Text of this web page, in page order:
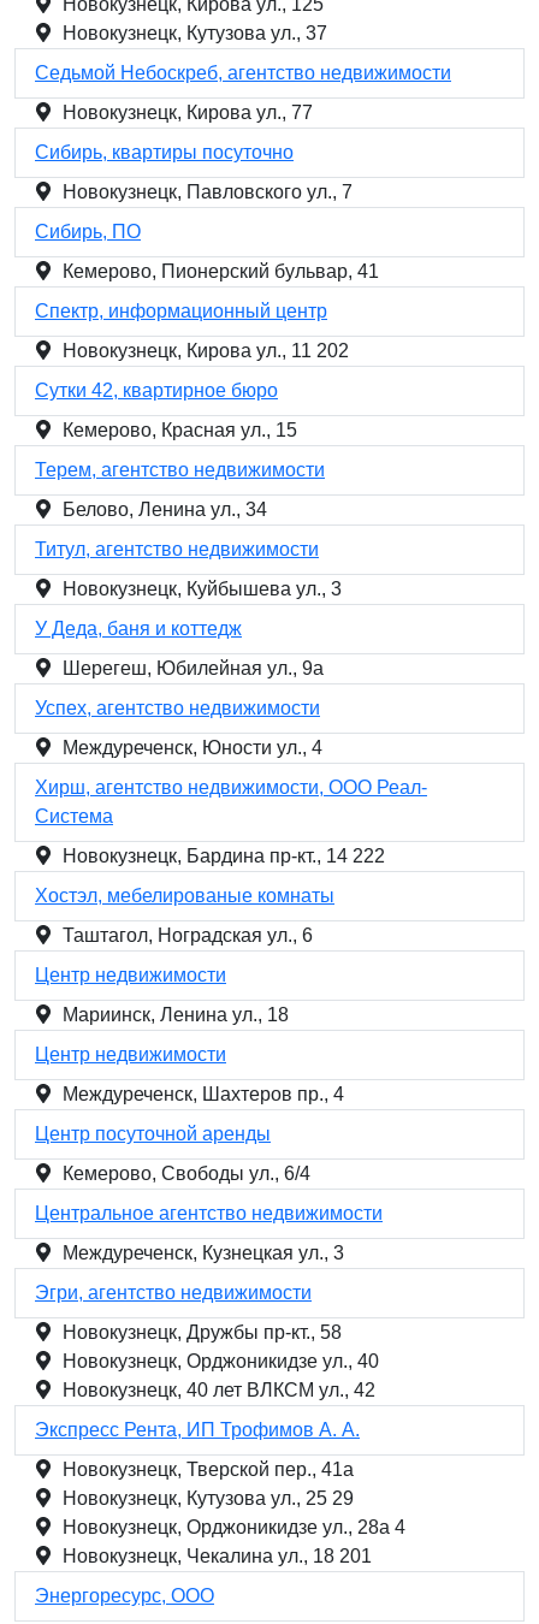
Новокузнецк, Кирова ул., 125
Новокузнецк, Кутузова ул., 37
Седьмой Небоскреб, агентство недвижимости
Новокузнецк, Кирова ул., 77
Сибирь, квартиры посуточно
Новокузнецк, Павловского ул., 7
Сибирь, ПО
Кемерово, Пионерский бульвар, 41
Спектр, информационный центр
Новокузнецк, Кирова ул., 11 202
Сутки 42, квартирное бюро
Кемерово, Красная ул., 15
Терем, агентство недвижимости
Белово, Ленина ул., 34
Титул, агентство недвижимости
Новокузнецк, Куйбышева ул., 3
У Деда, баня и коттедж
Шерегеш, Юбилейная ул., 9а
Успех, агентство недвижимости
Междуреченск, Юности ул., 4
Хирш, агентство недвижимости, ООО Реал-
Система
Новокузнецк, Бардина пр-кт., 14 222
Хостэл, мебелированые комнаты
Таштагол, Ноградская ул., 6
Центр недвижимости
Мариинск, Ленина ул., 18
Центр недвижимости
Междуреченск, Шахтеров пр., 4
Центр посуточной аренды
Кемерово, Свободы ул., 6/4
Центральное агентство недвижимости
Междуреченск, Кузнецкая ул., 3
Эгри, агентство недвижимости
Новокузнецк, Дружбы пр-кт., 58
Новокузнецк, Орджоникидзе ул., 40
Новокузнецк, 40 лет ВЛКСМ ул., 42
Экспресс Рента, ИП Трофимов А. А.
Новокузнецк, Тверской пер., 41а
Новокузнецк, Кутузова ул., 25 29
Новокузнецк, Орджоникидзе ул., 28а 4
Новокузнецк, Чекалина ул., 18 201
Энергоресурс, ООО